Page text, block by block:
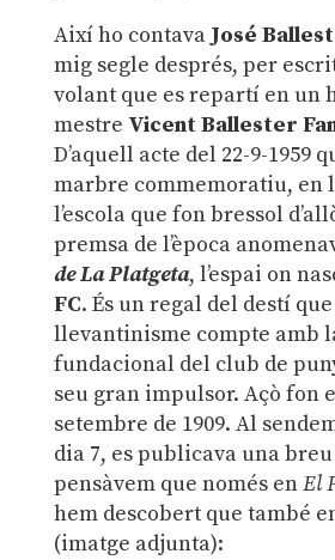
Així ho contava José
mig segle després, per
volant que es repartí en un
mestre Vicent Ballester
D’aquell acte del 22-9-1959
marbre commemoratiu, en
l’escola que fon bressol
premsa de l’època
de La Platgeta, l’espai on
FC. És un regal del destí
llevantinisme compte amb
fundacional del club de
seu gran impulsor. Açò fon
setembre de 1909. Al
dia 7, es publicava una
pensàvem que només enEl
hem descobert que també
(imatge adjunta):